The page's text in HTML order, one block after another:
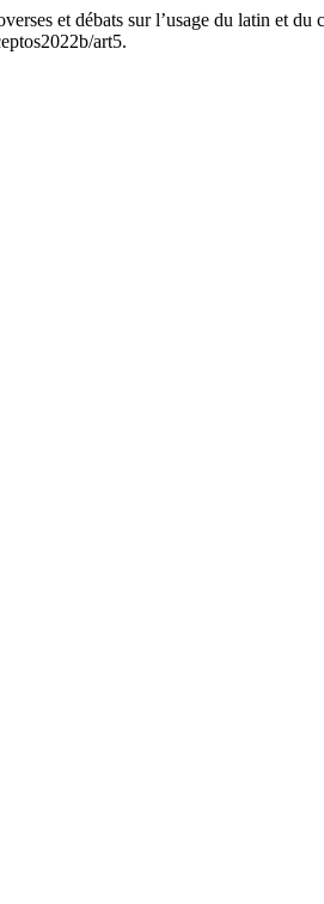
et débats sur l’usage du latin et
art5.